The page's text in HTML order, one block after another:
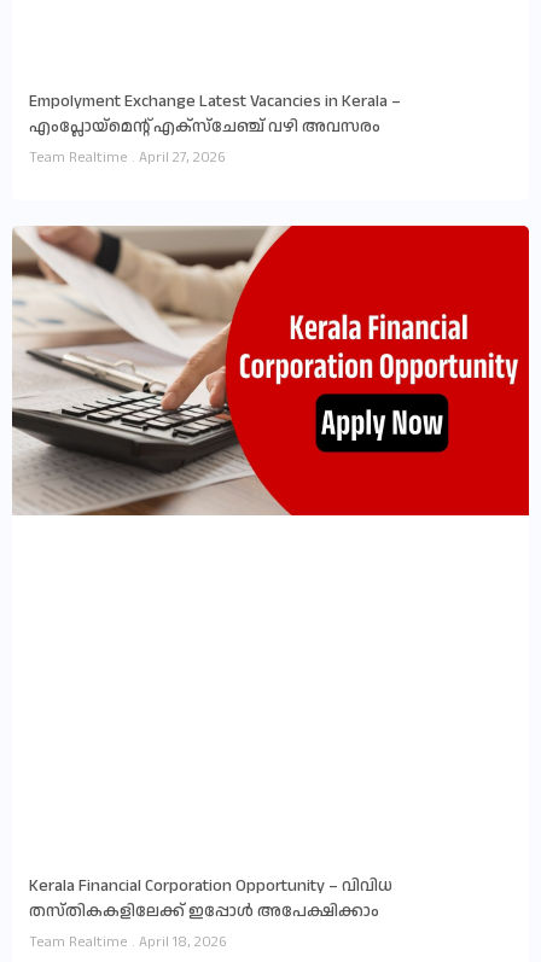
Empolyment Exchange Latest Vacancies in Kerala –
എംപ്ലോയ്‌മെന്റ് എക്സ്ചേഞ്ച് വഴി അവസരം
Team Realtime April 27, 2026
Kerala Financial Corporation Opportunity – വിവിധ
തസ്തികകളിലേക്ക് ഇപ്പോൾ അപേക്ഷിക്കാം
Team Realtime April 18, 2026